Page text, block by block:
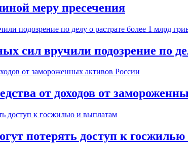
меру пресечения
сил вручили подозрение по
от доходов от
потерять доступ к